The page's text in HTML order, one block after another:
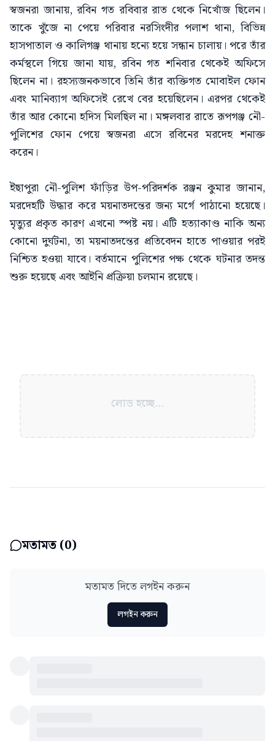
স্বজনরা জানায়, রবিন গত রবিবার রাত থেকে নিখোঁজ ছিলেন।
তাকে খুঁজে না পেয়ে পরিবার নরসিংদীর পলাশ থানা, বিভিন্ন
হাসপাতাল ও কালিগঞ্জ থানায় হন্যে হয়ে সন্ধান চালায়। পরে তাঁর
কর্মস্থলে গিয়ে জানা যায়, রবিন গত শনিবার থেকেই অফিসে
ছিলেন না। রহস্যজনকভাবে তিনি তাঁর ব্যক্তিগত মোবাইল ফোন
এবং মানিব্যাগ অফিসেই রেখে বের হয়েছিলেন। এরপর থেকেই
তাঁর আর কোনো হদিস মিলছিল না। মঙ্গলবার রাতে রূপগঞ্জ নৌ-
পুলিশের ফোন পেয়ে স্বজনরা এসে রবিনের মরদেহ শনাক্ত
করেন।
ইছাপুরা নৌ-পুলিশ ফাঁড়ির উপ-পরিদর্শক রঞ্জন কুমার জানান,
মরদেহটি উদ্ধার করে ময়নাতদন্তের জন্য মর্গে পাঠানো হয়েছে।
মৃত্যুর প্রকৃত কারণ এখনো স্পষ্ট নয়। এটি হত্যাকাণ্ড নাকি অন্য
কোনো দুর্ঘটনা, তা ময়নাতদন্তের প্রতিবেদন হাতে পাওয়ার পরই
নিশ্চিত হওয়া যাবে। বর্তমানে পুলিশের পক্ষ থেকে ঘটনার তদন্ত
শুরু হয়েছে এবং আইনি প্রক্রিয়া চলমান রয়েছে।
লোড হচ্ছে...
মতামত (0)
মতামত দিতে লগইন করুন
লগইন করুন